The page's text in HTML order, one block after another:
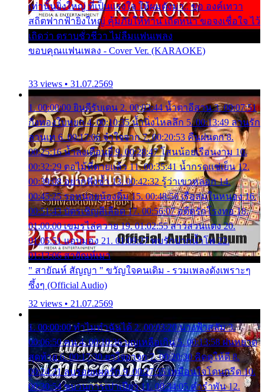
เท่านั้นยิ่งใหญ่ ที่เป็นแรงใจ ให้ผมดังมา.. ขอ องค์เทวา
สถิตฟากฟ้ายิ่งใหญ่ คุ้มภัยให้ท่าน เถิดหนา ขอจงเชื่อใจ ไว้
เถิดว่า ตราบชั่วชีวา ไม่ลืมแฟนเพลง
ขอบคุณแฟนเพลง - Cover Ver. (KARAOKE)
33 views • 31.07.2569
1. 00:00:00 ยินดีรับเดน 2. 00:03:44 น้ำตาอีสาน 3. 00:07:51
กิ่งทองใบหยก 4. 00:10:35 น้ำนิ่งไหลลึก 5. 00:13:49 ลานรัก
ลานเท 6. 00:17:06 จำใจจาก 7. 00:20:53 คืนฝนตก 8.
00:25:16 น้ำลงเดือนยี่ 9. 00:28:47 โสนน้อยเรือนงาม 10.
00:32:29 ตอไม้ที่ตายแล้ว 11. 00:35:41 น้ำกรดแช่เย็น 12.
00:39:08 อยากฟังซ้ำ 13. 00:42:32 รู้ว่าเขาหลอก 14.
00:45:25 รอหน่อยน้องติ๋ม 15. 00:48:56 เรือล่มในหนอง 16.
00:51:43 บัตรเชิญสีเลือด 17. 00:56:07 อดีตรักโรงทอ 18.
01:00:00 เขมรไล่ควาย 19. 01:02:55 สาวสวนแตง 20.
01:05:51 แอบมอง 21. 01:09:27 พบรักปากน้ำโพ 22.
01:13:06 สายัณห์เมา
" สายัณห์ สัญญา " ขวัญใจคนเดิม - รวมเพลงดังเพราะๆ
ซึ้งๆ (Official Audio)
32 views • 21.07.2569
1. 00:00:00 ทำไมทำฉันได้ 2. 00:03:20 นางฟ้าสลัม 3.
00:06:50 คน 4. 00:10:36 บุญเหลือเกิน 5. 00:13:58 ฝนหยาด
สุดท้าย 6. 00:17:30 ยาใจยาจก 7. 00:20:30 คิดดูให้ดี 8.
00:24:21 ลบรอยแผลรัก 9. 00:27:35 เหมือนใจโดนกรีด 10.
00:30:54 ขบวนการเปาเปียว 11. 00:34:05 คำรำพัน 12.